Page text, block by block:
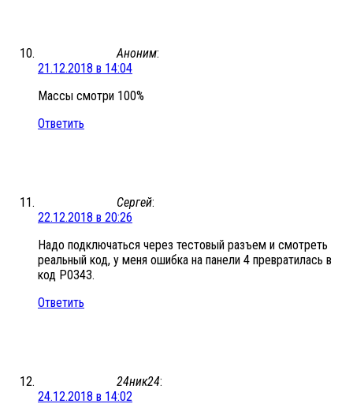
Аноним:
21.12.2018 в 14:04
Массы смотри 100%
Ответить
Сергей:
22.12.2018 в 20:26
Надо подключаться через тестовый разъем и смотреть
реальный код, у меня ошибка на панели 4 превратилась в
код Р0343.
Ответить
24ник24:
24.12.2018 в 14:02